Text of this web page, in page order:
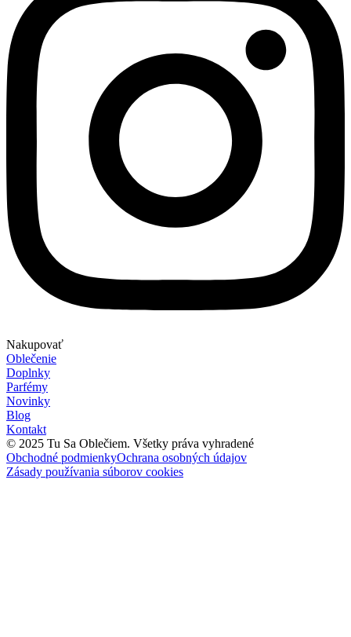
Nakupovať
Oblečenie
Doplnky
Parfémy
Novinky
Blog
Kontakt
© 2025 Tu Sa Oblečiem. Všetky práva vyhradené
Obchodné podmienkyOchrana osobných údajov
Zásady používania súborov cookies